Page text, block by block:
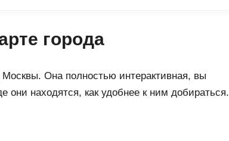
города
Она полностью интерактивная, вы
они находятся, как удобнее к ним добираться.